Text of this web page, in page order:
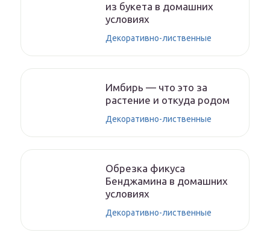
из букета в домашних
условиях
Декоративно-лиственные
Имбирь — что это за
растение и откуда родом
Декоративно-лиственные
Обрезка фикуса
Бенджамина в домашних
условиях
Декоративно-лиственные